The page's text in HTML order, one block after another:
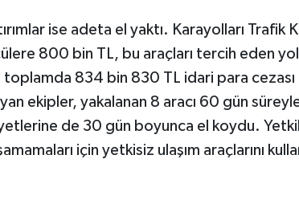
ise adeta el yaktı. Karayolları Trafik
800 bin TL, bu araçları tercih eden
toplamda 834 bin 830 TL idari para
ekipler, yakalanan 8 aracı 60 gün
de 30 gün boyunca el koydu.
için yetkisiz ulaşım araçlarını